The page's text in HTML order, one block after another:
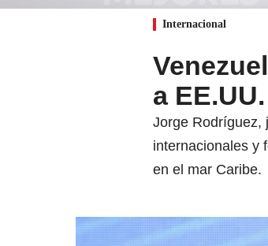
Internacional
a
Jorge Rodríguez,
internacionales y
en el mar Caribe.